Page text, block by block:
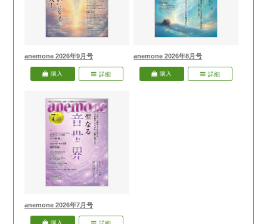
anemone 2026年9月号
購入 詳細
anemone 2026年8月号
購入 詳細
anemone 2026年7月号
購入